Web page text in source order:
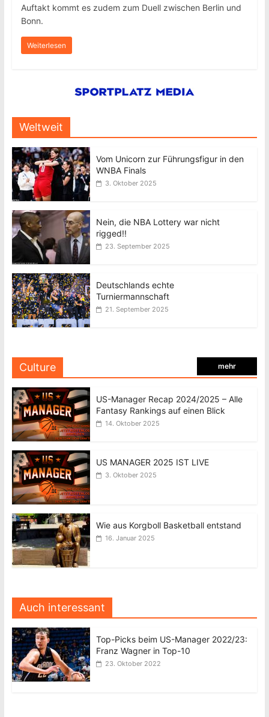
Auftakt kommt es zudem zum Duell zwischen Berlin und
Bonn.
Weiterlesen
Weltweit
Vom Unicorn zur Führungsfigur in den
WNBA Finals
3. Oktober 2025
Nein, die NBA Lottery war nicht
rigged!!
23. September 2025
Deutschlands echte
Turniermannschaft
21. September 2025
Culture mehr
US-Manager Recap 2024/2025 – Alle
Fantasy Rankings auf einen Blick
14. Oktober 2025
US MANAGER 2025 IST LIVE
3. Oktober 2025
Wie aus Korgboll Basketball entstand
16. Januar 2025
Auch interessant
Top-Picks beim US-Manager 2022/23:
Franz Wagner in Top-10
23. Oktober 2022